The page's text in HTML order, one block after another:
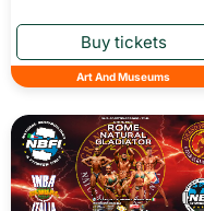
Art And Museums